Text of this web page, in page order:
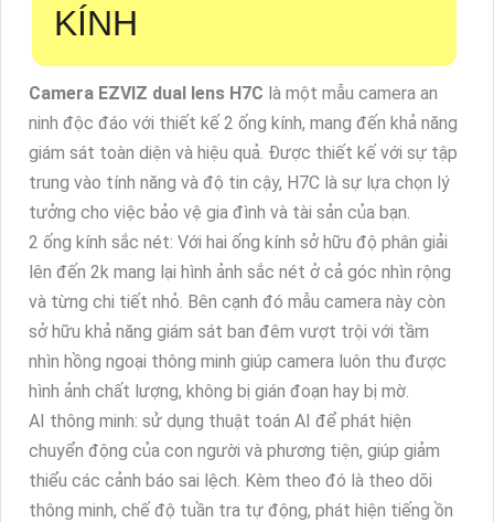
KÍNH
Camera EZVIZ dual lens H7C là một mẫu camera an
ninh độc đáo với thiết kế 2 ống kính, mang đến khả năng
giám sát toàn diện và hiệu quả. Được thiết kế với sự tập
trung vào tính năng và độ tin cậy, H7C là sự lựa chọn lý
tưởng cho việc bảo vệ gia đình và tài sản của bạn.
2 ống kính sắc nét: Với hai ống kính sở hữu độ phân giải
lên đến 2k mang lại hình ảnh sắc nét ở cả góc nhìn rộng
và từng chi tiết nhỏ. Bên cạnh đó mẫu camera này còn
sở hữu khả năng giám sát ban đêm vượt trội với tầm
nhìn hồng ngoại thông minh giúp camera luôn thu được
hình ảnh chất lượng, không bị gián đoạn hay bị mờ.
AI thông minh: sử dụng thuật toán AI để phát hiện
chuyển động của con người và phương tiện, giúp giảm
thiểu các cảnh báo sai lệch. Kèm theo đó là theo dõi
thông minh, chế độ tuần tra tự động, phát hiện tiếng ồn